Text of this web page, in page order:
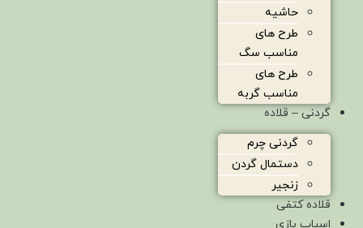
حاشیه
طرح های
مناسب سگ
طرح های
مناسب گربه
گردنی – قلاده
گردنی چرم
دستمال گردن
زنجیر
قلاده کتفی
اسباب بازی